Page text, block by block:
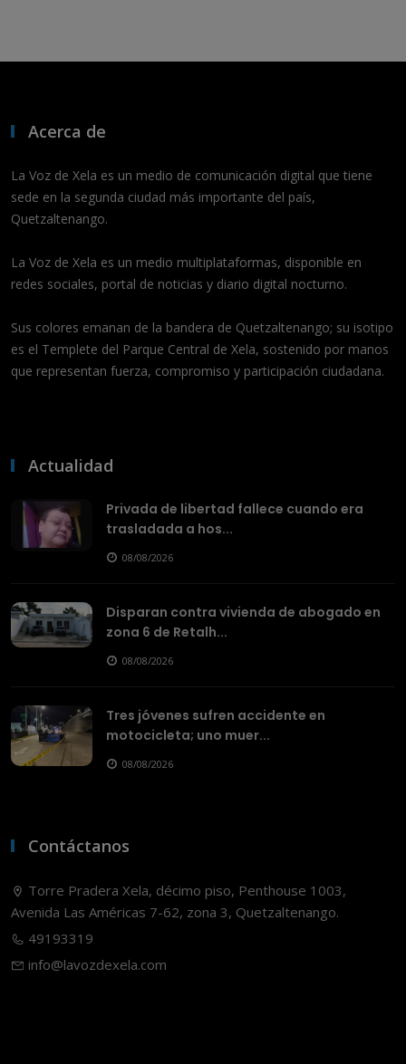
Acerca de
La Voz de Xela es un medio de comunicación digital que tiene
sede en la segunda ciudad más importante del país,
Quetzaltenango.
La Voz de Xela es un medio multiplataformas, disponible en
redes sociales, portal de noticias y diario digital nocturno.
Sus colores emanan de la bandera de Quetzaltenango; su isotipo
es el Templete del Parque Central de Xela, sostenido por manos
que representan fuerza, compromiso y participación ciudadana.
Actualidad
Privada de libertad fallece cuando era
trasladada a hos...
08/08/2026
Disparan contra vivienda de abogado en
zona 6 de Retalh...
08/08/2026
Tres jóvenes sufren accidente en
motocicleta; uno muer...
08/08/2026
Contáctanos
Torre Pradera Xela, décimo piso, Penthouse 1003,
Avenida Las Américas 7-62, zona 3, Quetzaltenango.
49193319
info@lavozdexela.com